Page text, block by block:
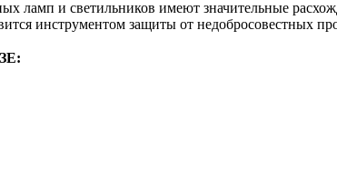
ламп и светильников имеют значительные
инструментом защиты от недобросовестных